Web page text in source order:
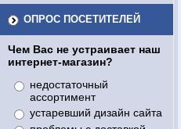
ОПРОС ПОСЕТИТЕЛЕЙ
Чем Вас не устраивает наш
интернет-магазин?
недостаточный
ассортимент
устаревший дизайн сайта